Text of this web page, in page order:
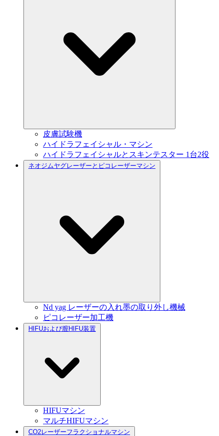
皮膚試験機
ハイドラフェイシャル・マシン
ハイドラフェイシャルとスキンテスター 1台2役
ネオジムヤグレーザーとピコレーザーマシン
Nd yag レーザーの入れ墨の取り外し機械
ピコレーザー加工機
HIFUおよび膣HIFU装置
HIFUマシン
マルチHIFUマシン
CO2レーザーフラクショナルマシン